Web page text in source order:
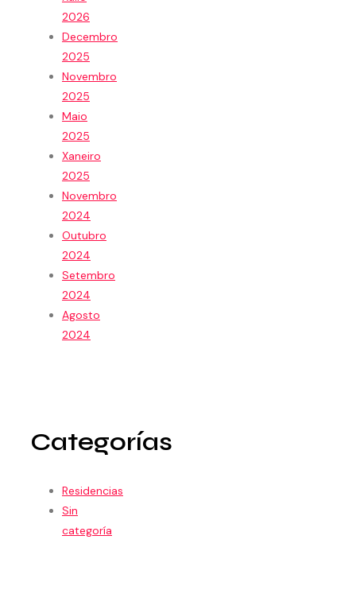
2026
Decembro
2025
Novembro
2025
Maio
2025
Xaneiro
2025
Novembro
2024
Outubro
2024
Setembro
2024
Agosto
2024
Categorías
Residencias
Sin
categoría